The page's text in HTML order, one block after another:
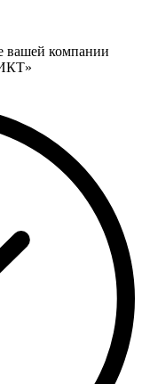
вашей компании